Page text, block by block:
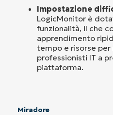
Impostazione
LogicMonitor è
funzionalità, il che
apprendimento
tempo e risorse
professionisti IT a
piattaforma.
Miradore